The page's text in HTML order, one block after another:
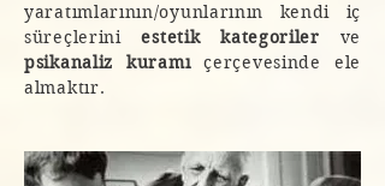
yaratımlarının/oyunlarının kendi iç
süreçleriniestetik kategoriler ve
psikanaliz kuramıçerçevesinde ele
almaktır.